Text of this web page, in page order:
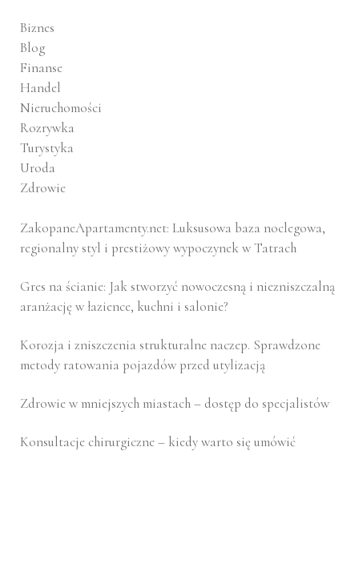
Biznes
Blog
Finanse
Handel
Nieruchomości
Rozrywka
Turystyka
Uroda
Zdrowie
ZakopaneApartamenty.net: Luksusowa baza noclegowa,
regionalny styl i prestiżowy wypoczynek w Tatrach
Gres na ścianie: Jak stworzyć nowoczesną i niezniszczalną
aranżację w łazience, kuchni i salonie?
Korozja i zniszczenia strukturalne naczep. Sprawdzone
metody ratowania pojazdów przed utylizacją
Zdrowie w mniejszych miastach – dostęp do specjalistów
Konsultacje chirurgiczne – kiedy warto się umówić